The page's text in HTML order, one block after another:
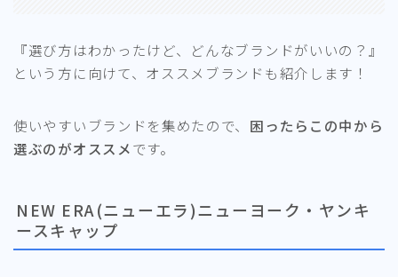
『選び方はわかったけど、どんなブランドがいいの？』
という方に向けて、オススメブランドも紹介します！
使いやすいブランドを集めたので、 困ったらこの中から
選ぶのがオススメです。
NEW ERA(ニューエラ)ニューヨーク・ヤンキ
ースキャップ